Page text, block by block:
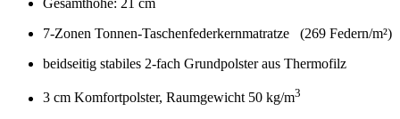
Gesamthöhe: 21 cm
7-Zonen Tonnen-Taschenfederkernmatratze (269 Federn/m²)
beidseitig stabiles 2-fach Grundpolster aus Thermofilz
3 cm Komfortpolster, Raumgewicht 50 kg/m3